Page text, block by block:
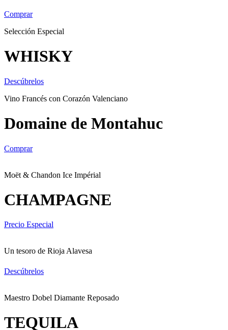
Comprar
Selección Especial
WHISKY
Descúbrelos
Vino Francés con Corazón Valenciano
Domaine de Montahuc
Comprar
Moët & Chandon Ice Impérial
CHAMPAGNE
Precio Especial
Un tesoro de Rioja Alavesa
Descúbrelos
Maestro Dobel Diamante Reposado
TEQUILA